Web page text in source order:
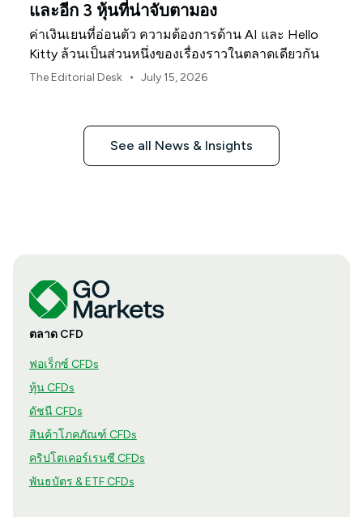
และอีก 3 หุ้นที่น่าจับตามอง
ค่าเงินเยนที่อ่อนตัว ความต้องการด้าน AI และ Hello
Kitty ล้วนเป็นส่วนหนึ่งของเรื่องราวในตลาดเดียวกัน
The Editorial Desk • July 15, 2026
See all News & Insights
ตลาด CFD
ฟอเร็กซ์ CFDs
หุ้น CFDs
ดัชนี CFDs
สินค้าโภคภัณฑ์ CFDs
คริปโตเคอร์เรนซี CFDs
พันธบัตร & ETF CFDs